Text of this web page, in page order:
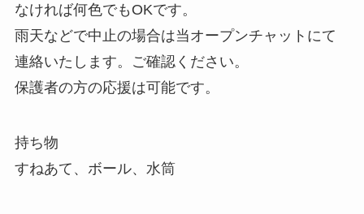
なければ何色でもOKです。
雨天などで中止の場合は当オープンチャットにて
連絡いたします。ご確認ください。
保護者の方の応援は可能です。
持ち物
すねあて、ボール、水筒